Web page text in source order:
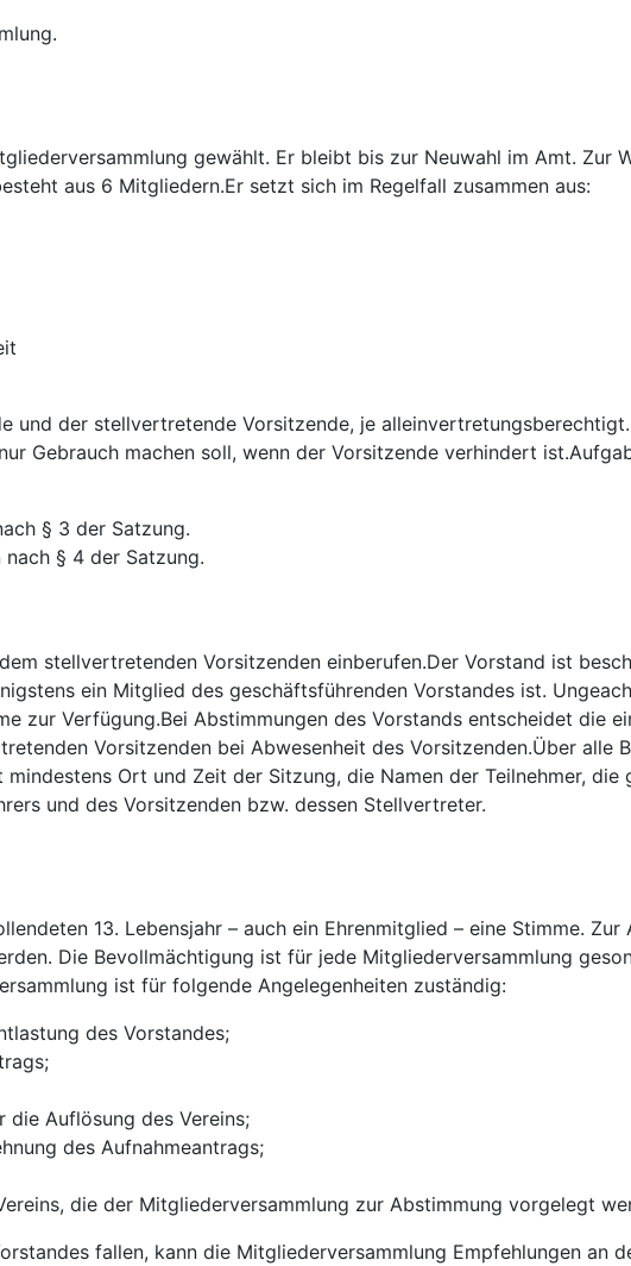
gewählt. Er bleibt bis zur Neuwahl im Amt. Zur
aus 6 Mitgliedern.Er setzt sich im Regelfall zusammen aus:
und der stellvertretende Vorsitzende, je
Gebrauch machen soll, wenn der Vorsitzende verhindert
§ 3 der Satzung.
§ 4 der Satzung.
stellvertretenden Vorsitzenden einberufen.Der Vorstand ist
ein Mitglied des geschäftsführenden Vorstandes ist.
zur Verfügung.Bei Abstimmungen des Vorstands entscheidet die
Vorsitzenden bei Abwesenheit des Vorsitzenden.Über alle
Ort und Zeit der Sitzung, die Namen der Teilnehmer, die
und des Vorsitzenden bzw. dessen Stellvertreter.
13. Lebensjahr – auch ein Ehrenmitglied – eine Stimme.
Die Bevollmächtigung ist für jede Mitgliederversammlung
ist für folgende Angelegenheiten zuständig:
des Vorstandes;
die Auflösung des Vereins;
des Aufnahmeantrags;
die der Mitgliederversammlung zur Abstimmung vorgelegt
fallen, kann die Mitgliederversammlung Empfehlungen an